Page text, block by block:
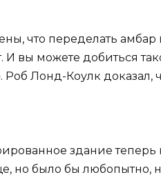
что переделать
И вы можете добиться
Лонд-Коулк доказал,
здание теперь
но было бы любопытно,